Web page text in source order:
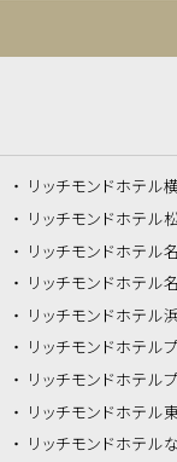
リッチモンドホテル
リッチモンドホテル
リッチモンドホテル
リッチモンドホテル
リッチモンドホテル
リッチモンドホテル
リッチモンドホテル
リッチモンドホテル
リッチモンドホテル